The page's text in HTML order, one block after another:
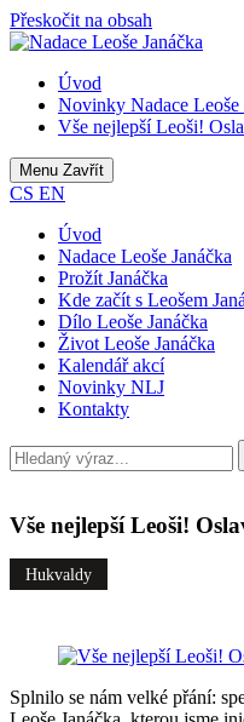
Přeskočit na obsah
Úvod
Novinky Nadace Leoše
Vše nejlepší Leoši!
Menu Zavřít
CS EN
Úvod
Nadace Leoše Janáčka
Prožít Janáčka
Kde začít s Leošem
Dílo Leoše Janáčka
Život Leoše Janáčka
Kalendář akcí
Novinky NLJ
Kontakty
Vše nejlepší Leoši!
Hukvaldy
Splnilo se nám velké přání: